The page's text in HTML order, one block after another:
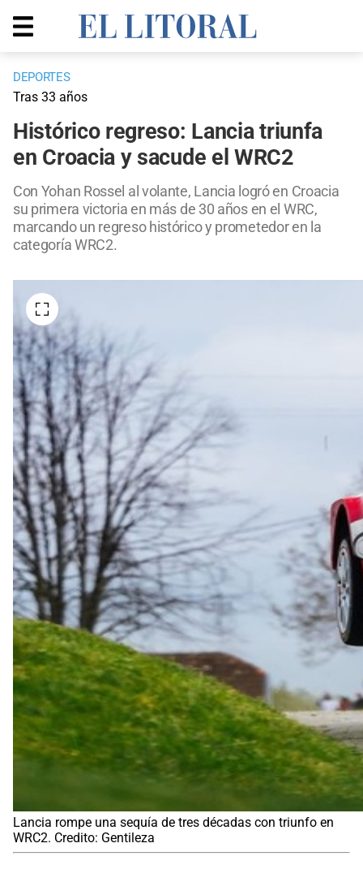
DEPORTES
Tras 33 años
Histórico regreso: Lancia triunfa
en Croacia y sacude el WRC2
Con Yohan Rossel al volante, Lancia logró en Croacia
su primera victoria en más de 30 años en el WRC,
marcando un regreso histórico y prometedor en la
categoría WRC2.
Lancia rompe una sequía de tres décadas con triunfo en
WRC2. Credito: Gentileza